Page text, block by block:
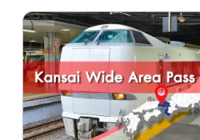
ใช้จ่ายเพิ่มเติม กรณีใช้บริการขบว
ต้องแสดงตั๋วขึ้นรถไฟ (Jousha
ตั๋วไลน์เนอร์ (Liner Ken) * สามาร
ประตูตรวจตั๋วอัตโนมัติได้ด้วย ** จุดจำหน่าย
ตั๋ว JR จะไม่มี Setouchi Area Pass,
Takayama-Hokuriku Area Pass แ
Pass ไม่มีจำหน่าย ต้องซื้อนอกปร
เกิน 90 วัน ** Have Fun Pass มีอายุใช้งาน
ภายใน 270 วันหลังจากสั่งซื้อ ไม่สามารถ
ยกเลิก หรือเปลี่ยนแปลงได้ทุกกรณี
EAST PASS (แบบใช้ติดต่อกัน 5 วัน)
พิเศษสำหรับนักท่องเที่ยวชาวต่าง
!!! สามารถโดยสารรถไฟ JR (รวม
Shinkansen และ limited express